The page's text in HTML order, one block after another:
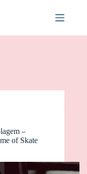
–
of Skate